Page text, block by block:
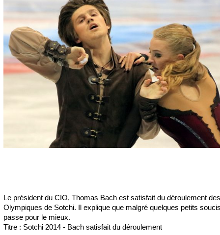
Le président du CIO, Thomas Bach est satisfait du déroulement
Olympiques de Sotchi. Il explique que malgré quelques petits
passe pour le mieux.
Titre : Sotchi 2014 - Bach satisfait du déroulement